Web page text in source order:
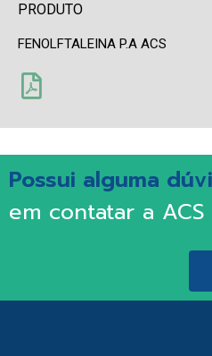
PRODUTO
FENOLFTALEINA P.A ACS
Possui alguma
em contatar a